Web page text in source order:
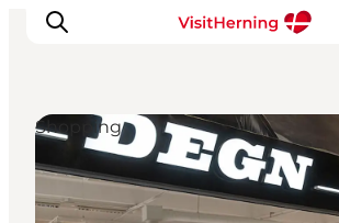
Det sker
Spis, drik og shop
Shopping